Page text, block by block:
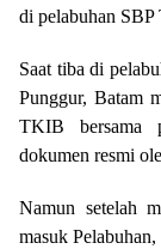
di pelabuhan SBP
Saat tiba di
Punggur, Batam
TKIB bersama
dokumen resmi
Namun setelah
masuk